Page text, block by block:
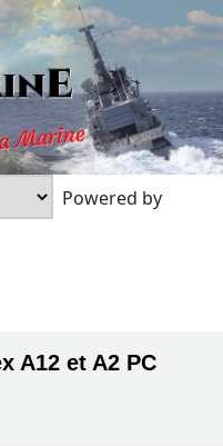
Powered by
A12 et A2 PC